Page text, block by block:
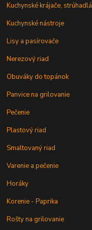
Kuchynské krájače, strúhadlá
Kuchynské nástroje
Lisy a pasírovače
Nerezový riad
Obuváky do topánok
Panvice na grilovanie
Pečenie
Plastový riad
Smaltovaný riad
Varenie a pečenie
Horáky
Korenie - Paprika
Rošty na grilovanie